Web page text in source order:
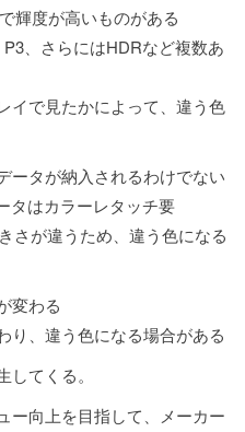
輝度が高いものがある
、さらにはHDRなど複数あ
で見たかによって、違う色
ータが納入されるわけでない
タはカラーレタッチ要
が違うため、違う色になる
変わる
、違う色になる場合がある
てくる。
ー向上を目指して、メーカー